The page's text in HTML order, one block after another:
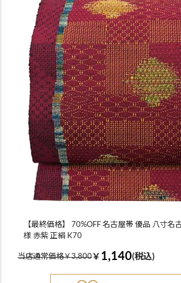
【最終価格】 70%OFF 名古屋帯 優品 八寸名
様 赤紫 正絹 K70
当店通常価格￥3,800￥ 1,140(税込)